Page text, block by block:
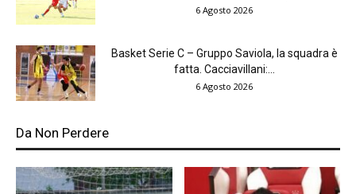
6 Agosto 2026
Basket Serie C – Gruppo Saviola, la squadra è
fatta. Cacciavillani:...
6 Agosto 2026
Da Non Perdere